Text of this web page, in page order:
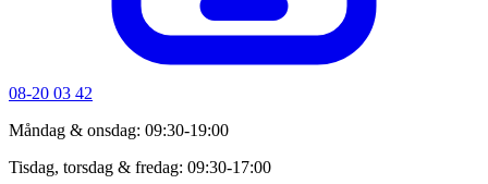
08-20 03 42
Måndag & onsdag: 09:30-19:00
Tisdag, torsdag & fredag: 09:30-17:00